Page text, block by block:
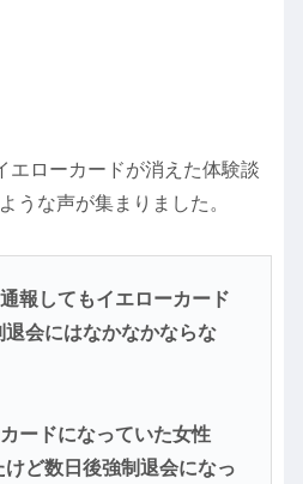
エローカードが消えた体験談
うな声が集まりました。
報してもイエローカード
会にはなかなかならな
ードになっていた女性
ど数日後強制退会になっ